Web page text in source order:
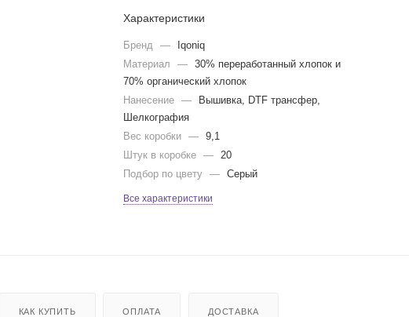
Характеристики
Бренд —
Iqoniq
Материал
—
30% переработанный хлопок и
70% органический хлопок
Нанесение
—
Вышивка, DTF трансфер,
Шелкография
Вес коробки
—
9,1
Штук в коробке
—
20
Подбор по цвету
— Серый
Все характеристики
КАК КУПИТЬ ОПЛАТА ДОСТАВКА